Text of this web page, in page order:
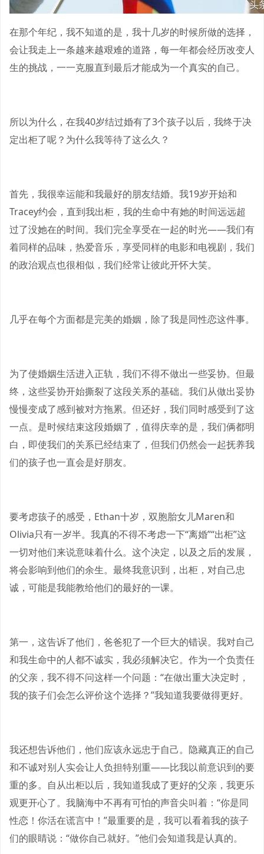
在那个年纪，我不知道的是，我十几岁的时候所做的选择，
会让我走上一条越来越艰难的道路，每一年都会经历改变人
生的挑战，一一克服直到最后才能成为一个真实的自己。
所以为什么，在我40岁结过婚有了3个孩子以后，我终于决
定出柜了呢？为什么我等待了这么久？
首先，我很幸运能和我最好的朋友结婚。我19岁开始和
Tracey约会，直到我出柜，我的生命中有她的时间远远超
过了没她在的时间。我们完全享受在一起的时光——我们有
着同样的品味，热爱音乐，享受同样的电影和电视剧，我们
的政治观点也很相似，我们经常让彼此开怀大笑。
几乎在每个方面都是完美的婚姻，除了我是同性恋这件事。
为了使婚姻生活进入正轨，我们不得不做出一些妥协。但最
终，这些妥协开始撕裂了这段关系的基础。我们从做出妥协
慢慢变成了感到被对方拖累。但还好，我们同时感受到了这
一点。是时候结束这段婚姻了，值得庆幸的是，我们俩都明
白，即使我们的关系已经结束了，但我们仍然会一起抚养我
们的孩子也一直会是好朋友。
要考虑孩子的感受，Ethan十岁，双胞胎女儿Maren和
Olivia只有一岁半。我真的不得不考虑一下“离婚”“出柜”这
一切对他们来说意味着什么。这个决定，以及之后的发展，
将会影响到他们的余生。最终我意识到，出柜，对自己忠
诚，可能是我能教给他们的最好的一课。
第一，这告诉了他们，爸爸犯了一个巨大的错误。我对自己
和我生命中的人都不诚实，我必须解决它。作为一个负责任
的父亲，我不得不问这样一个问题：“在做出重大决定时，
我的孩子们会怎么评价这个选择？”我知道我要做得更好。
我还想告诉他们，他们应该永远忠于自己。隐藏真正的自己
和不诚对别人实会让人负担特别重——比我以前意识到的要
重的多。自从出柜以后，我知道我成了更好的父亲，我更乐
观更开心了。我脑海中不再有可怕的声音尖叫着：“你是同
性恋！你活在谎言中！”最重要的是，我可以看着我的孩子
们的眼睛说：“做你自己就好。”他们会知道我是认真的。